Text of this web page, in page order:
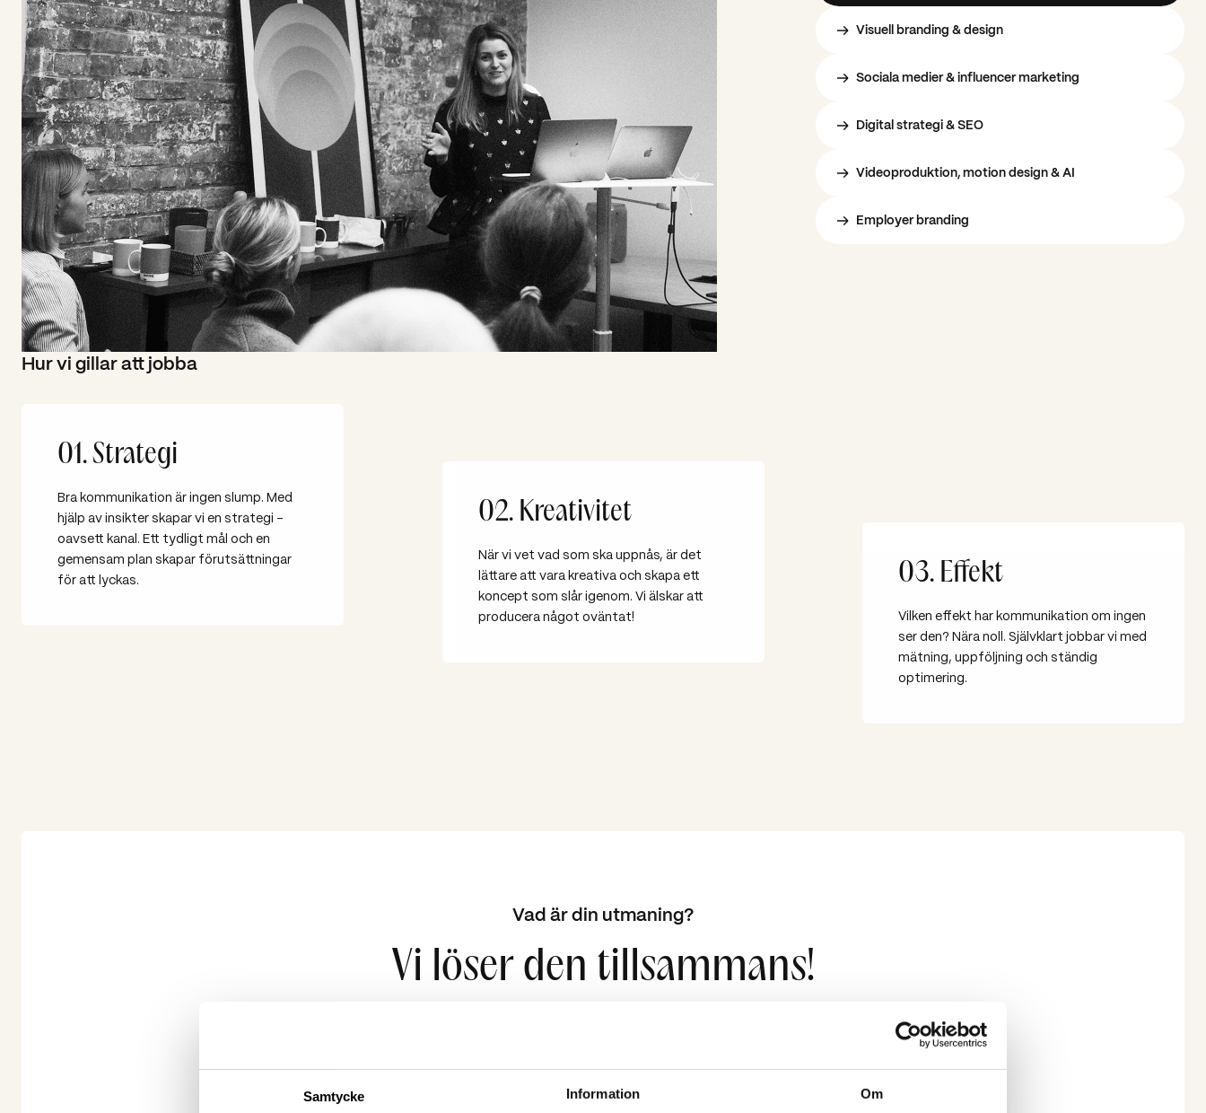
Samtycke Information Om
Visuell branding & design
Sociala medier & influencer marketing
Digital strategi & SEO
Videoproduktion, motion design & AI
Employer branding
Hur vi gillar att jobba
01. Strategi
Bra kommunikation är ingen slump. Med
hjälp av insikter skapar vi en strategi –
oavsett kanal. Ett tydligt mål och en
gemensam plan skapar förutsättningar
för att lyckas.
02. Kreativitet
När vi vet vad som ska uppnås, är det
lättare att vara kreativa och skapa ett
koncept som slår igenom. Vi älskar att
producera något oväntat!
03. Effekt
Vilken effekt har kommunikation om ingen
ser den? Nära noll. Självklart jobbar vi med
mätning, uppföljning och ständig
optimering.
Vad är din utmaning?
Vi löser den tillsammans!